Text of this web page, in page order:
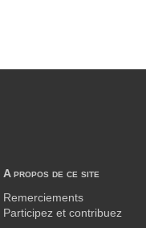
A propos de ce site
Remerciements
Participez et contribuez